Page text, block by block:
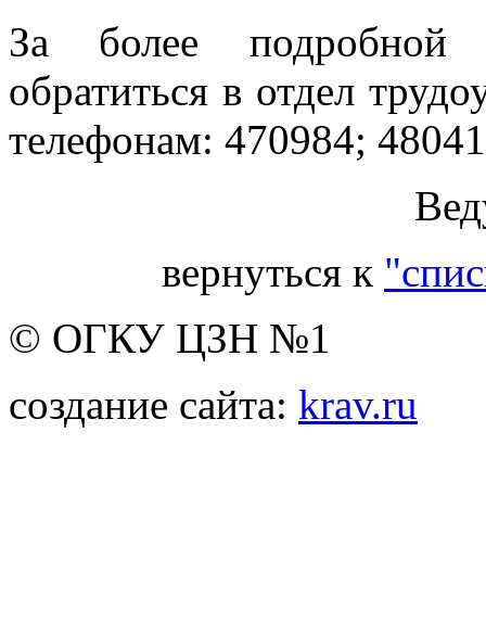
За более подробной
обратиться в отдел
телефонам: 470984;
вернуться к
© ОГКУ ЦЗН №1
создание сайта: krav.ru